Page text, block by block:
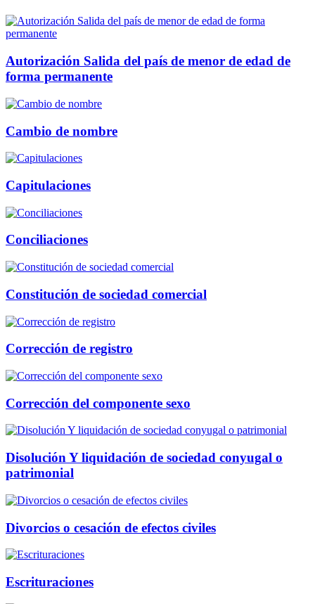
Autorización Salida del país de menor de edad de
forma permanente
Cambio de nombre
Capitulaciones
Conciliaciones
Constitución de sociedad comercial
Corrección de registro
Corrección del componente sexo
Disolución Y liquidación de sociedad conyugal o
patrimonial
Divorcios o cesación de efectos civiles
Escrituraciones